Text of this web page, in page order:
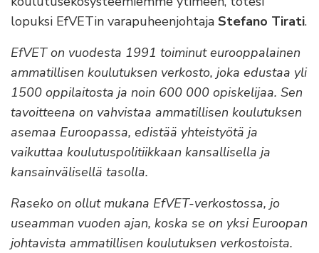
lopuksi EfVETin varapuheenjohtaja Stefano Tirati.
EfVET on vuodesta 1991 toiminut eurooppalainen
ammatillisen koulutuksen verkosto, joka edustaa yli
1500 oppilaitosta ja noin 600 000 opiskelijaa. Sen
tavoitteena on vahvistaa ammatillisen koulutuksen
asemaa Euroopassa, edistää yhteistyötä ja
vaikuttaa koulutuspolitiikkaan kansallisella ja
kansainvälisellä tasolla.
Raseko on ollut mukana EfVET-verkostossa, jo
useamman vuoden ajan, koska se on yksi Euroopan
johtavista ammatillisen koulutuksen verkostoista.